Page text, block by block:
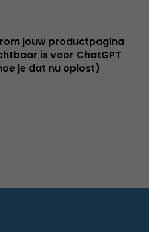
jouw productpagina
is voor ChatGPT
je dat nu oplost)